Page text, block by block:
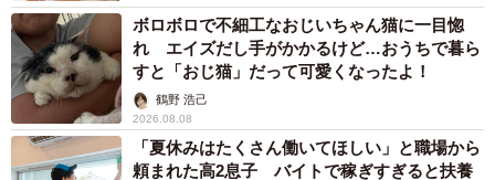
ボロボロで不細工なおじいちゃん猫に一目惚
れ エイズだし手がかかるけど…おうちで暮ら
すと「おじ猫」だって可愛くなったよ！
鶴野 浩己
2026.08.08
「夏休みはたくさん働いてほしい」と職場から
頼まれた高2息子 バイトで稼ぎすぎると扶養